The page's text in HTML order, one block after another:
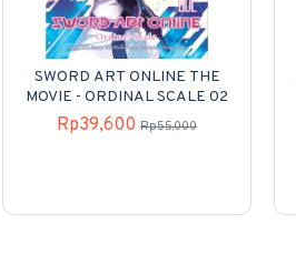
SWORD ART ONLINE THE
MOVIE - ORDINAL SCALE 02
Rp39,600 Rp55,000